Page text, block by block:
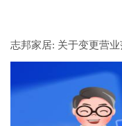
志邦家居: 关于变更营